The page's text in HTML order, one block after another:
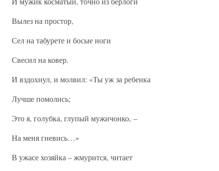
Вылез на простор,
Сел на табурете и босые ноги
Свесил на ковер.
И вздохнул, и молвил: «Ты уж за ребенка
Лучше помолись;
Это я, голубка, глупый мужичонко, –
На меня гневись…»
В ужасе хозяйка – жмурится, читает